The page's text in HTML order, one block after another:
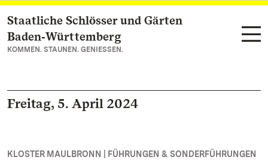
Zum Hauptinhalt springen
Staatliche Schlösser und Gärten
Baden‑Württemberg
KOMMEN. STAUNEN. GENIESSEN.
Freitag, 5. April 2024
KLOSTER MAULBRONN | FÜHRUNGEN & SONDERFÜHRUNGEN